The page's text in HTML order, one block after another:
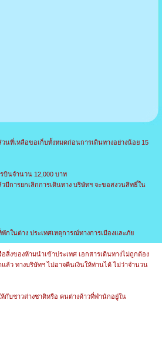
นที่เหลือขอเก็บทั้งหมดก่อนการเดินทางอย่างน้อย 15
บินจำนวน 12,000 บาท
มีการยกเลิกการเดินทาง บริษัทฯ จะขอสงวนสิทธิ์ใน
กในต่าง ประเทศเหตุการณ์ทางการเมืองและภัย
งของห้ามนำเข้าประเทศ เอกสารเดินทางไม่ถูกต้อง
ล้ว ทางบริษัทฯ ไม่อาจคืนเงินให้ท่านได้ ไม่ว่าจำนวน
กับชาวต่างชาติหรือ คนต่างด้าวที่พำนักอยู่ใน